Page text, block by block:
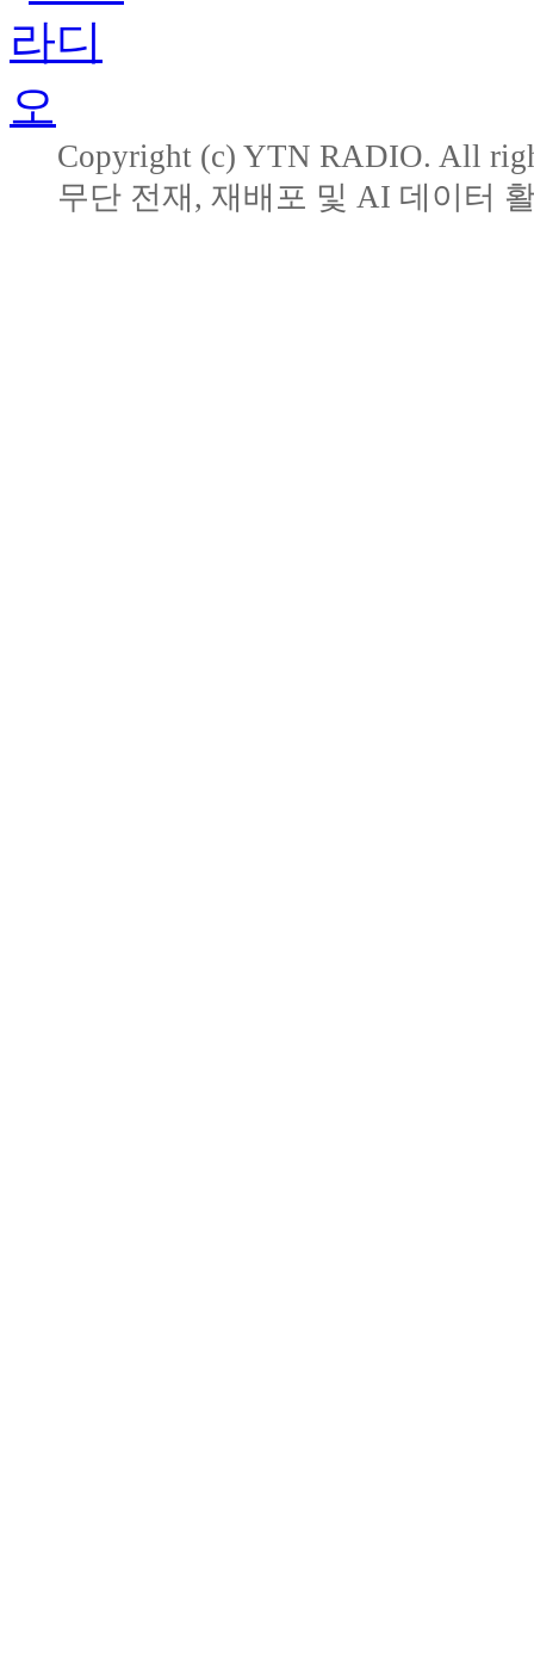
Copyright (c) YTN RADIO. All
무단 전재, 재배포 및 AI 데이터